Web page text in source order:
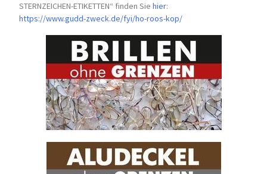
STERNZEICHEN-ETIKETTEN“ finden Siehier:
https://www.gudd-zweck.de/fyi/ho-roos-kop/